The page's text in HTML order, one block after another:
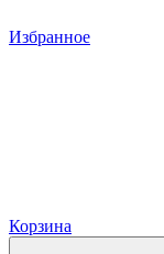
Избранное
Корзина